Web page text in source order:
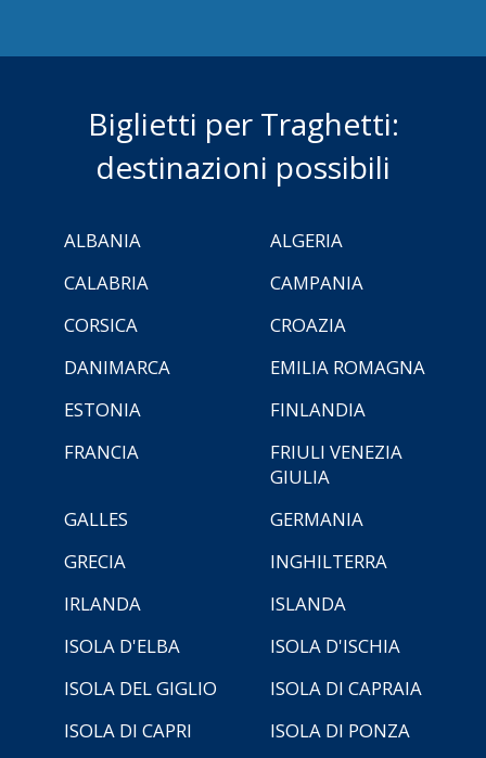
Biglietti per Traghetti:
destinazioni possibili
ALBANIA
ALGERIA
CALABRIA
CAMPANIA
CORSICA
CROAZIA
DANIMARCA
EMILIA ROMAGNA
ESTONIA
FINLANDIA
FRANCIA
FRIULI VENEZIA
GIULIA
GALLES
GERMANIA
GRECIA
INGHILTERRA
IRLANDA
ISLANDA
ISOLA D'ELBA
ISOLA D'ISCHIA
ISOLA DEL GIGLIO
ISOLA DI CAPRAIA
ISOLA DI CAPRI
ISOLA DI PONZA